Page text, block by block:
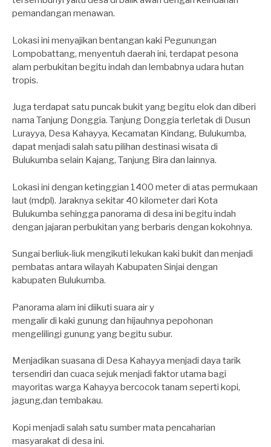
pemandangan menawan.
Lokasi ini menyajikan bentangan kaki Pegunungan
Lompobattang, menyentuh daerah ini, terdapat pesona
alam perbukitan begitu indah dan lembabnya udara hutan
tropis.
Juga terdapat satu puncak bukit yang begitu elok dan diberi
nama Tanjung Donggia. Tanjung Donggia terletak di Dusun
Lurayya, Desa Kahayya, Kecamatan Kindang, Bulukumba,
dapat menjadi salah satu pilihan destinasi wisata di
Bulukumba selain Kajang, Tanjung Bira dan lainnya.
Lokasi ini dengan ketinggian 1400 meter di atas permukaan
laut (mdpl). Jaraknya sekitar 40 kilometer dari Kota
Bulukumba sehingga panorama di desa ini begitu indah
dengan jajaran perbukitan yang berbaris dengan kokohnya.
Sungai berliuk-liuk mengikuti lekukan kaki bukit dan menjadi
pembatas antara wilayah Kabupaten Sinjai dengan
kabupaten Bulukumba.
Panorama alam ini diikuti suara air y
mengalir di kaki gunung dan hijauhnya pepohonan
mengelilingi gunung yang begitu subur.
Menjadikan suasana di Desa Kahayya menjadi daya tarik
tersendiri dan cuaca sejuk menjadi faktor utama bagi
mayoritas warga Kahayya bercocok tanam seperti kopi,
jagung,dan tembakau.
Kopi menjadi salah satu sumber mata pencaharian
masyarakat di desa ini.